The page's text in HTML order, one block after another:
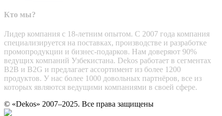
Кто мы?
Лидер компания с 18-летним опытом. С 2007 года компания
специализируется на поставках, производстве и разработке
промопродукции и бизнес-подарков. Нам доверяют 90%
ведущих компаний Узбекистана. Dekos работает в сегментах
B2B и B2G и предлагает ассортимент из более 1200
продуктов. У нас более 1000 довольных партнёров, все из
которых являются ведущими компаниями в своей сфере.
© «Dekos» 2007–2025. Все права защищены